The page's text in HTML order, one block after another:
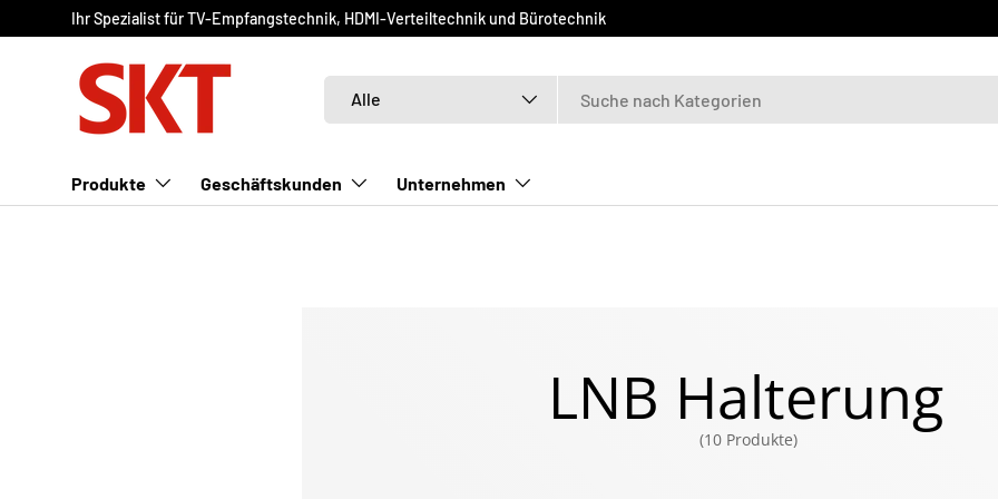
DIREKT ZUM INHALT
Ihr Spezialist für TV-Empfangstechnik, HDMI-Verteiltechnik und Bürotechnik
Alle
Produkte Geschäftskunden Unternehmen
LNB Halterung
(10 Produkte)